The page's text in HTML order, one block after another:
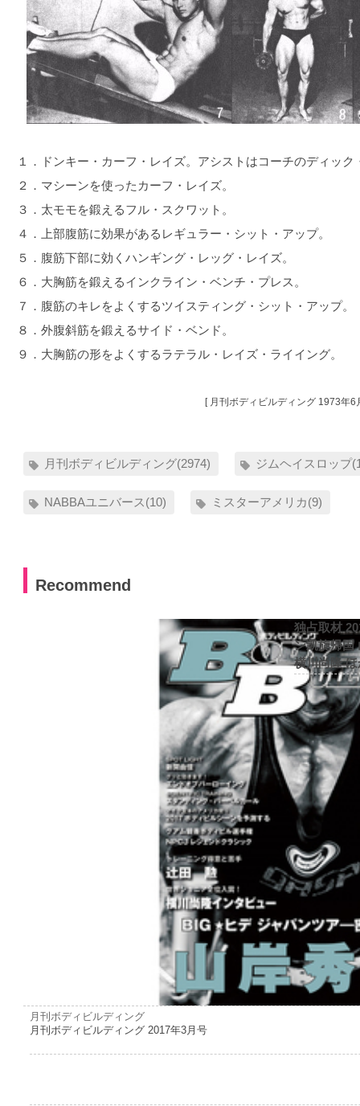
１．ドンキー・カーフ・レイズ。アシストはコーチのディック
２．マシーンを使ったカーフ・レイズ。
３．太モモを鍛えるフル・スクワット。
４．上部腹筋に効果があるレギュラー・シット・アップ。
５．腹筋下部に効くハンギング・レッグ・レイズ。
６．大胸筋を鍛えるインクライン・ベンチ・プレス。
７．腹筋のキレをよくするツイスティング・シット・アップ。
８．外腹斜筋を鍛えるサイド・ベンド。
９．大胸筋の形をよくするラテラル・レイズ・ライイング。
[ 月刊ボディビルディング 1973年6
月刊ボディビルディング(2974) ジムヘイスロップ
NABBAユニバース(10) ミスターアメリカ(9)
Recommend
独占取材
ン凱旋帰国
横川尚隆
月刊ボディビルディング
月刊ボディビルディング 2017年3月号